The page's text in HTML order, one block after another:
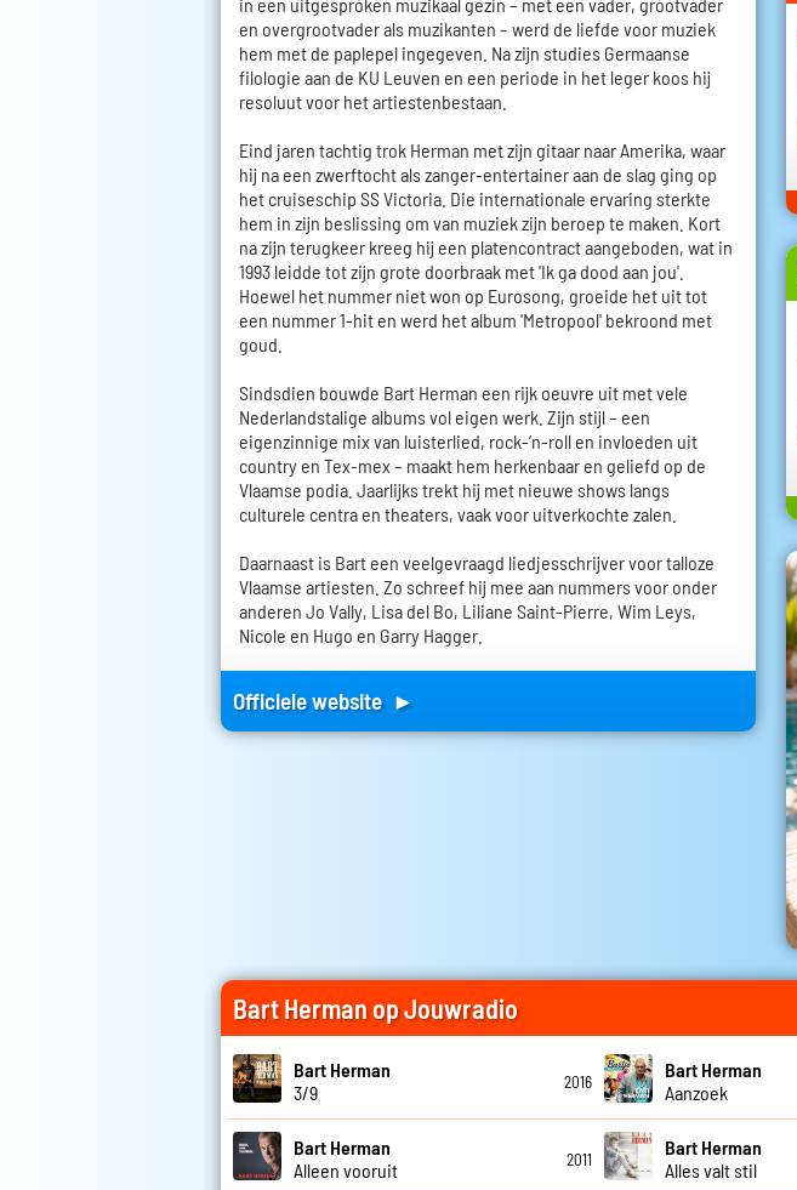
in een uitgesproken muzikaal gezin – met een vader, grootvader
en overgrootvader als muzikanten – werd de liefde voor muziek
hem met de paplepel ingegeven. Na zijn studies Germaanse
filologie aan de KU Leuven en een periode in het leger koos hij
resoluut voor het artiestenbestaan.
Eind jaren tachtig trok Herman met zijn gitaar naar Amerika, waar
hij na een zwerftocht als zanger-entertainer aan de slag ging op
het cruiseschip SS Victoria. Die internationale ervaring sterkte
hem in zijn beslissing om van muziek zijn beroep te maken. Kort
na zijn terugkeer kreeg hij een platencontract aangeboden, wat in
1993 leidde tot zijn grote doorbraak met 'Ik ga dood aan jou'.
Hoewel het nummer niet won op Eurosong, groeide het uit tot
een nummer 1-hit en werd het album 'Metropool' bekroond met
goud.
Sindsdien bouwde Bart Herman een rijk oeuvre uit met vele
Nederlandstalige albums vol eigen werk. Zijn stijl – een
eigenzinnige mix van luisterlied, rock-’n-roll en invloeden uit
country en Tex-mex – maakt hem herkenbaar en geliefd op de
Vlaamse podia. Jaarlijks trekt hij met nieuwe shows langs
culturele centra en theaters, vaak voor uitverkochte zalen.
Daarnaast is Bart een veelgevraagd liedjesschrijver voor talloze
Vlaamse artiesten. Zo schreef hij mee aan nummers voor onder
anderen Jo Vally, Lisa del Bo, Liliane Saint-Pierre, Wim Leys,
Nicole en Hugo en Garry Hagger.
Officiele website ►
Bart Herman op Jouwradio
Bart Herman
3/9
2016
Bart Herman
Aanzoek
Bart Herman
Alleen vooruit
2011
Bart Herman
Alles valt stil